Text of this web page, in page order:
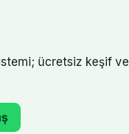
; ücretsiz keşif ve